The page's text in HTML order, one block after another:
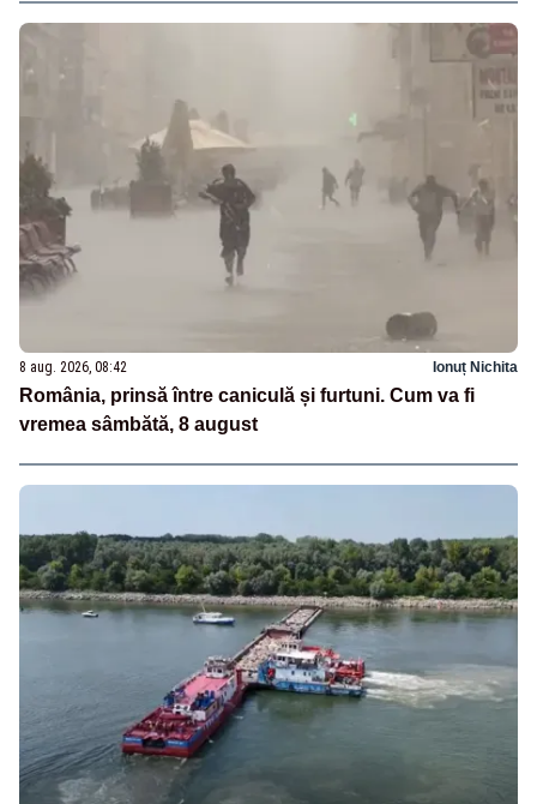
8 aug. 2026, 08:42 Ionuț Nichita
România, prinsă între caniculă și furtuni. Cum va fi
vremea sâmbătă, 8 august